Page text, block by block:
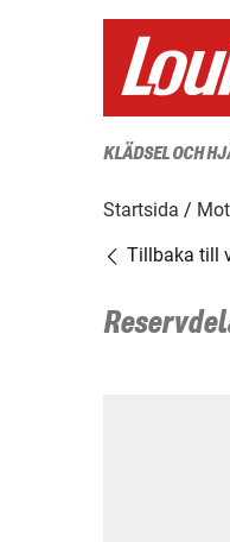
KLÄDSEL OCH
Startsida
Tillbaka till